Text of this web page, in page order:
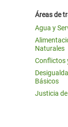
Crisis
Crisis
Áreas de
Agua y
Naturales
Conflictos
Básicos
Justicia de